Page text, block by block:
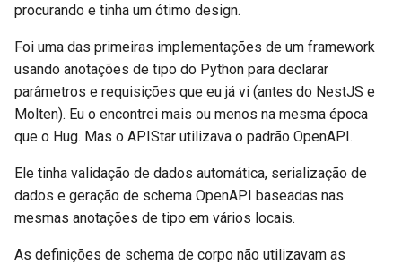
procurando e tinha um ótimo design.
Foi uma das primeiras implementações de um framework
usando anotações de tipo do Python para declarar
parâmetros e requisições que eu já vi (antes do NestJS e
Molten). Eu o encontrei mais ou menos na mesma época
que o Hug. Mas o APIStar utilizava o padrão OpenAPI.
Ele tinha validação de dados automática, serialização de
dados e geração de schema OpenAPI baseadas nas
mesmas anotações de tipo em vários locais.
As definições de schema de corpo não utilizavam as